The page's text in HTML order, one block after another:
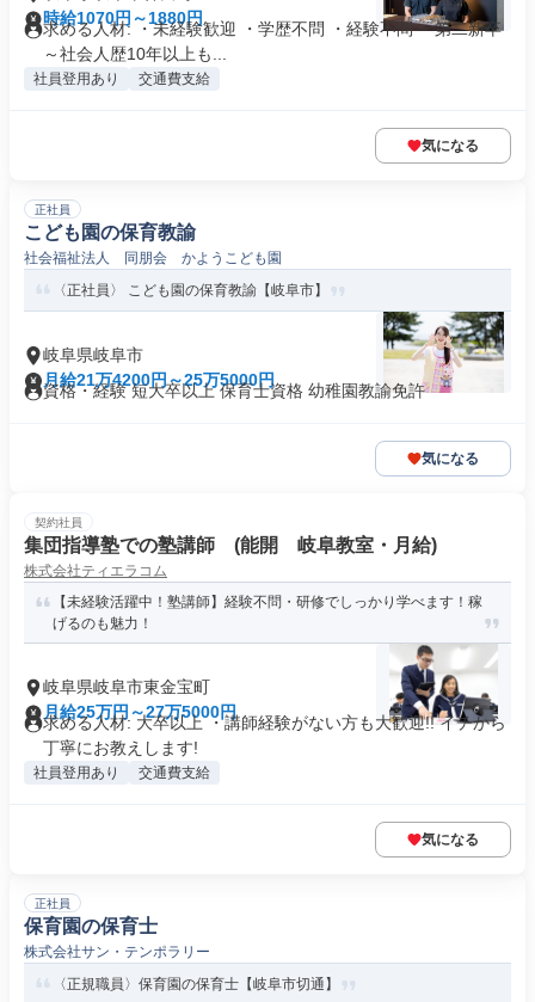
時給1070円～1880円
求める人材: ・未経験歓迎 ・学歴不問 ・経験不問 ・第二新卒
～社会人歴10年以上も...
社員登用あり 交通費支給
気になる
正社員
こども園の保育教諭
社会福祉法人 同朋会 かようこども園
〈正社員〉 こども園の保育教諭【岐阜市】
岐阜県岐阜市
月給21万4200円～25万5000円
資格・経験 短大卒以上 保育士資格 幼稚園教諭免許
気になる
契約社員
集団指導塾での塾講師 (能開 岐阜教室・月給)
株式会社ティエラコム
【未経験活躍中！塾講師】経験不問・研修でしっかり学べます！稼
げるのも魅力！
岐阜県岐阜市東金宝町
月給25万円～27万5000円
求める人材: 大卒以上 ・講師経験がない方も大歓迎!! イチから
丁寧にお教えします!
社員登用あり 交通費支給
気になる
正社員
保育園の保育士
株式会社サン・テンポラリー
〈正規職員〉保育園の保育士【岐阜市切通】